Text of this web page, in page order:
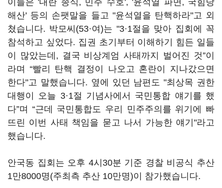
이들은 '내란 종식, 민주 수호', '윤석열 파면, 국힘당
해산' 등의 손팻말을 들고 "윤석열을 탄핵하라"고 외
쳤습니다. 박모씨(53·여)는 "3·1절을 맞아 집회에 꼭
참석하고 싶었다. 집권 초기부터 이해하기 힘든 일들
이 많았는데, 결국 비상계엄 사태까지 벌어진 것”이
라며 “빨리 탄핵 결정이 나오고 혼란이 지나갔으면
한다"고 말했습니다. 옆에 있던 남편도 "최상목 권한
대행이 오늘 3·1절 기념사에서 국민통합 얘기를 했
다”며 “근데 국민통합도 우리 민주주의를 위기에 빠
뜨린 이번 사태 책임을 묻고 나서 가능한 얘기"라고
했습니다.
안국동 집회는 오후 4시30분 기준 경찰 비공식 추산
1만8000명(주최측 추산 10만명)이 참가했습니다.